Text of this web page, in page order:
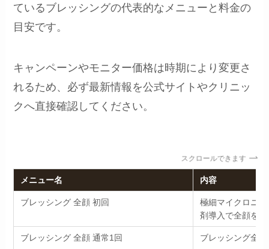
ているブレッシングの代表的なメニューと料金の
目安です。
キャンペーンやモニター価格は時期により変更さ
れるため、必ず最新情報を公式サイトやクリニッ
クへ直接確認してください。
スクロールできます
メニュー名 内容
ブレッシング 全顔 初回
極細マイクロニ
剤導入で全顔を
ブレッシング 全顔 通常1回 ブレッシング全